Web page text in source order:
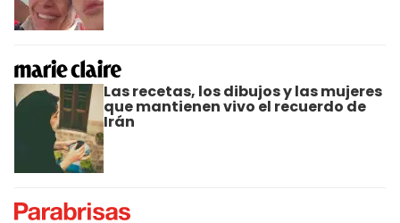
Las recetas, los dibujos y las mujeres
que mantienen vivo el recuerdo de
Irán